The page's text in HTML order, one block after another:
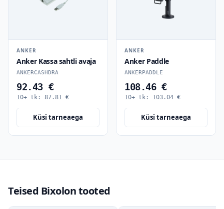
ANKER
Anker Kassa sahtli avaja
ANKERCASHDRA
92.43 €
10+ tk: 87.81 €
Küsi tarneaega
ANKER
Anker Paddle
ANKERPADDLE
108.46 €
10+ tk: 103.04 €
Küsi tarneaega
Teised Bixolon tooted